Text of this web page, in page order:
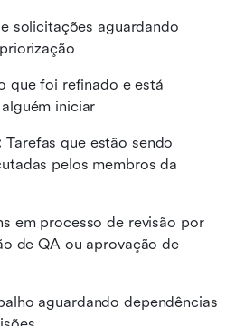
e solicitações aguardando
que foi refinado e está
iniciar
Tarefas que estão sendo
pelos membros da
em processo de revisão por
de QA ou aprovação de
aguardando dependências